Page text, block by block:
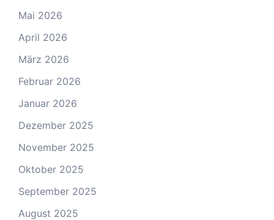
Mai 2026
April 2026
März 2026
Februar 2026
Januar 2026
Dezember 2025
November 2025
Oktober 2025
September 2025
August 2025